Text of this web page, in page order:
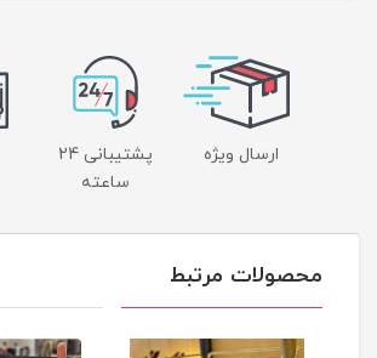
ارسال ویژه
پشتیبانی 24
ساعته
محصولات مرتبط